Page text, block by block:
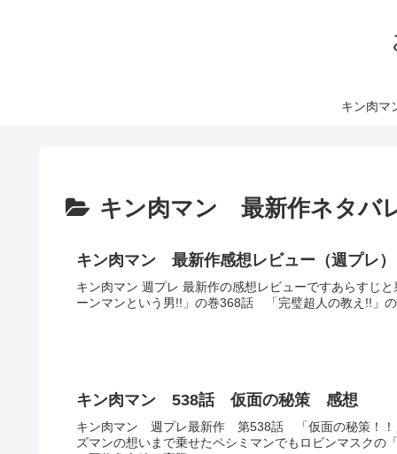
キン肉マ
キン肉マン 最新作ネタバ
キン肉マン 最新作感想レビュー（週プレ）
キン肉マン 週プレ 最新作の感想レビューですあらすじ
ーンマンという男!!」の巻368話 「完璧超人の教え!!」
キン肉マン 538話 仮面の秘策 感想
キン肉マン 週プレ最新作 第538話 「仮面の秘策！！
ズマンの想いまで乗せたペシミマンでもロビンマスク